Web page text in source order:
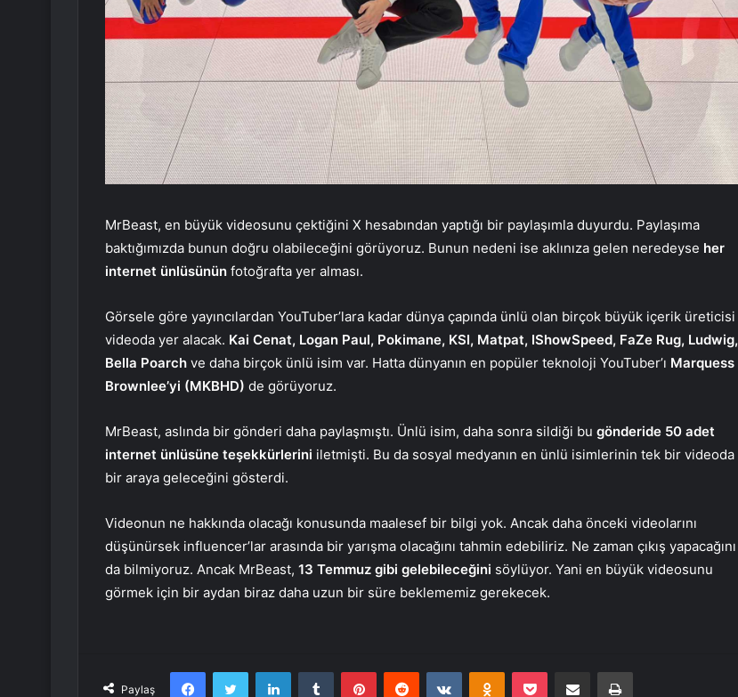
MrBeast, en büyük videosunu çektiğini X hesabından yaptığı bir paylaşımla duyurdu. Paylaşıma
baktığımızda bunun doğru olabileceğini görüyoruz. Bunun nedeni ise aklınıza gelen neredeyse her
internet ünlüsünün fotoğrafta yer alması.
Görsele göre yayıncılardan YouTuber’lara kadar dünya çapında ünlü olan birçok büyük içerik üreticisi
videoda yer alacak. Kai Cenat, Logan Paul, Pokimane, KSI, Matpat, IShowSpeed, FaZe Rug, Ludwig,
Bella Poarch ve daha birçok ünlü isim var. Hatta dünyanın en popüler teknoloji YouTuber’ı Marquess
Brownlee’yi (MKBHD) de görüyoruz.
MrBeast, aslında bir gönderi daha paylaşmıştı. Ünlü isim, daha sonra sildiği bu gönderide 50 adet
internet ünlüsüne teşekkürlerini iletmişti. Bu da sosyal medyanın en ünlü isimlerinin tek bir videoda
bir araya geleceğini gösterdi.
Videonun ne hakkında olacağı konusunda maalesef bir bilgi yok. Ancak daha önceki videolarını
düşünürsek influencer’lar arasında bir yarışma olacağını tahmin edebiliriz. Ne zaman çıkış yapacağını
da bilmiyoruz. Ancak MrBeast, 13 Temmuz gibi gelebileceğini söylüyor. Yani en büyük videosunu
görmek için bir aydan biraz daha uzun bir süre beklememiz gerekecek.
Paylaş
FacebookTwitter LinkedInTumblr PinterestReddit VKontakteOdnoklassniki
Pocket E-Posta ile paylaş Yazdır